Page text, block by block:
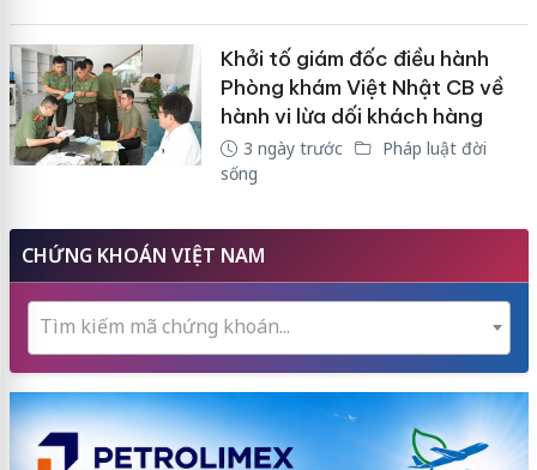
Khởi tố giám đốc điều hành
Phòng khám Việt Nhật CB về
hành vi lừa dối khách hàng
3 ngày trước
Pháp luật đời
sống
CHỨNG KHOÁN VIỆT NAM
Tìm kiếm mã chứng khoán...